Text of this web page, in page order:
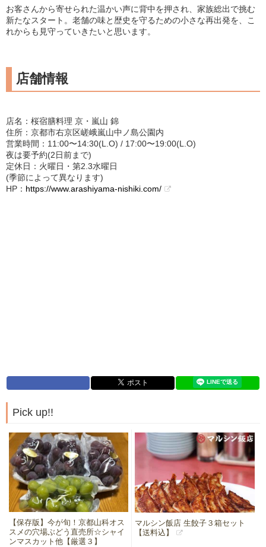
お客さんから寄せられた温かい声に背中を押され、家族総出で挑む
新たなスタート。老舗の味と歴史を守るための小さな再出発を、こ
れからも見守っていきたいと思います。
店舗情報
店名：桜宿膳料理 京・嵐山 錦
住所：京都市右京区嵯峨嵐山中ノ島公園内
営業時間：11:00〜14:30(L.O) / 17:00〜19:00(L.O)
夜は要予約(2日前まで)
定休日：火曜日・第2.3水曜日
(季節によって異なります)
HP： https://www.arashiyama-nishiki.com/
Pick up!!
【保存版】今が旬！京都山科オス
スメの穴場ぶどう直売所☆シャイ
ンマスカット他【厳選３】
マルシン飯店 生餃子３箱セット
【送料込】